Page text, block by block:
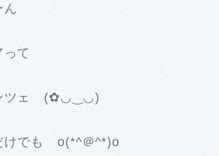
ん
って
ツェ (✿◡‿◡)
けでも o(*^＠^*)o